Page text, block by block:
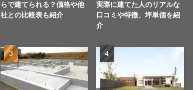
らで建てられる？価格や他
社との比較表も紹介
実際に建てた人のリアルな
口コミや特徴、坪単価を紹
介